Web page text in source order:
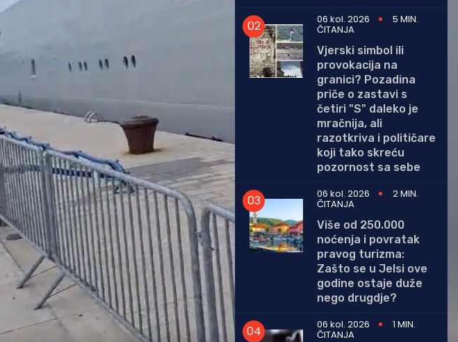
06 kol. 2026
5 MIN.
ČITANJA
Vjerski simbol ili
provokacija na
granici? Pozadina
priče o zastavi s
četiri "S" daleko je
mračnija, ali
razotkriva i političare
koji tako skreću
pozornost sa sebe
06 kol. 2026
2 MIN.
ČITANJA
Više od 250.000
noćenja i povratak
pravog turizma:
Zašto se u Jelsi ove
godine ostaje duže
nego drugdje?
06 kol. 2026
1 MIN.
ČITANJA